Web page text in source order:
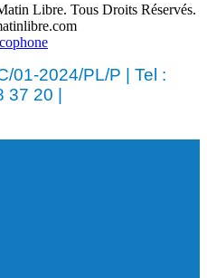
Libre. Tous Droits Réservés.
01-2024/PL/P | Tel :
37 20 |